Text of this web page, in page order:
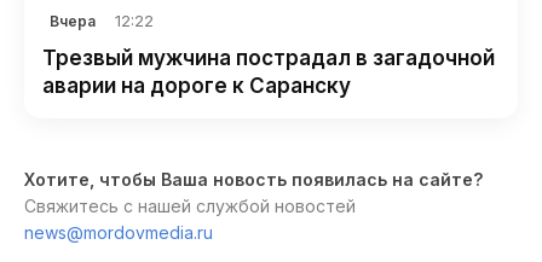
Вчера 12:22
Трезвый мужчина пострадал в загадочной
аварии на дороге к Саранску
Хотите, чтобы Ваша новость появилась на сайте?
Свяжитесь с нашей службой новостей
news@mordovmedia.ru